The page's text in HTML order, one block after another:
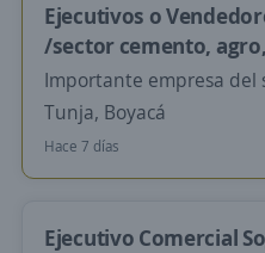
Ejecutivos o
/sector cemento,
Importante empresa del
Tunja, Boyacá
Hace 7 días
Ejecutivo Comercial